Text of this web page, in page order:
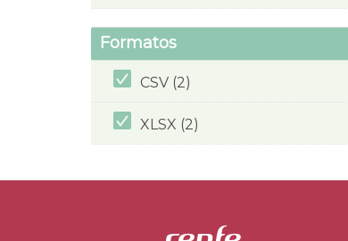
Formatos
CSV (2)
XLSX (2)